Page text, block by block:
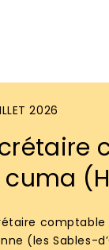
2026
(les Sables-